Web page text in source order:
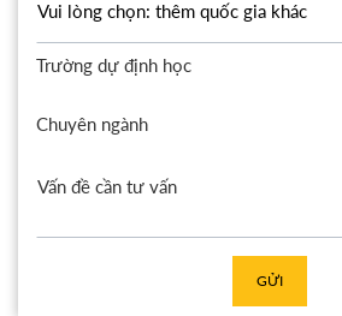
Trường dự định học
Chuyên ngành
GỬI